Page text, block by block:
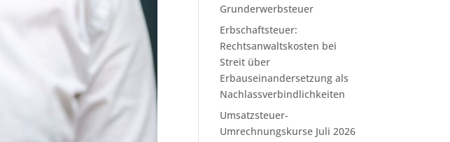
Grunderwerbsteuer
Erbschaftsteuer:
Rechtsanwaltskosten bei
Streit über
Erbauseinandersetzung als
Nachlassverbindlichkeiten
Umsatzsteuer-
Umrechnungskurse Juli 2026